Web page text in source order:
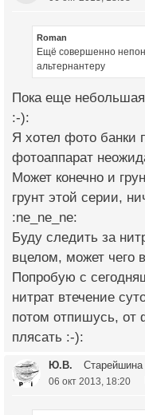
Roman
Ещё совершенно
альтернантеру
Пока еще
:-):
Я хотел фото банки
фотоаппарат
Может конечно и
грунт этой серии,
:ne_ne_ne:
Буду следить за
вцелом, может чего
Попробую с
нитрат втечение
потом отпишусь, от
плясать :-):
Ю.В. Старейшина
06 окт 2013, 18:20